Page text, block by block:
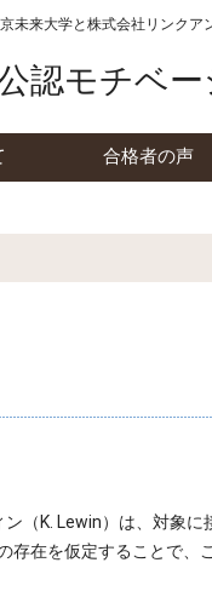
未来大学と株式会社リンクア
認モチベ
合格者の声
（K. Lewin）は、対象
存在を仮定することで、